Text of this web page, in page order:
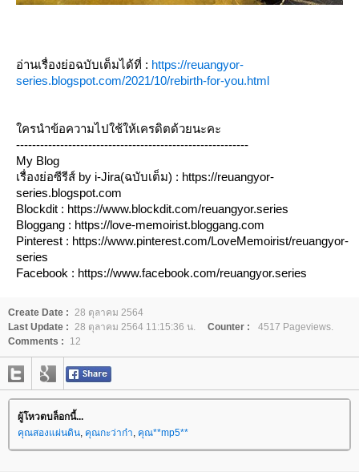
อ่านเรื่องย่อฉบับเต็มได้ที่ : https://reuangyor-
series.blogspot.com/2021/10/rebirth-for-you.html
ใครนำข้อความไปใช้ให้เครดิตด้วยนะคะ
----------------------------------------------------------
My Blog
เรื่องย่อซีรีส์ by i-Jira(ฉบับเต็ม) : https://reuangyor-
series.blogspot.com
Blockdit : https://www.blockdit.com/reuangyor.series
Bloggang : https://love-memoirist.bloggang.com
Pinterest : https://www.pinterest.com/LoveMemoirist/reuangyor-
series
Facebook : https://www.facebook.com/reuangyor.series
Create Date : 28 ตุลาคม 2564
Last Update : 28 ตุลาคม 2564 11:15:36 น. Counter :
4517 Pageviews.
Comments :
12
ผู้โหวตบล็อกนี้...
คุณสองแผ่นดิน, คุณกะว่าก๋า, คุณ**mp5**